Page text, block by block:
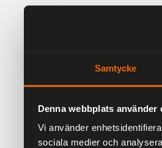
Samtycke
Denna webbplats använder
Vi använder
sociala medier och